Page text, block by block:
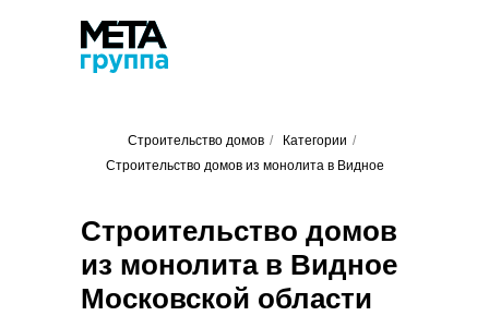
Строительство домов / Категории /
Строительство домов из монолита в Видное
Строительство домов
из монолита в Видное
Московской области